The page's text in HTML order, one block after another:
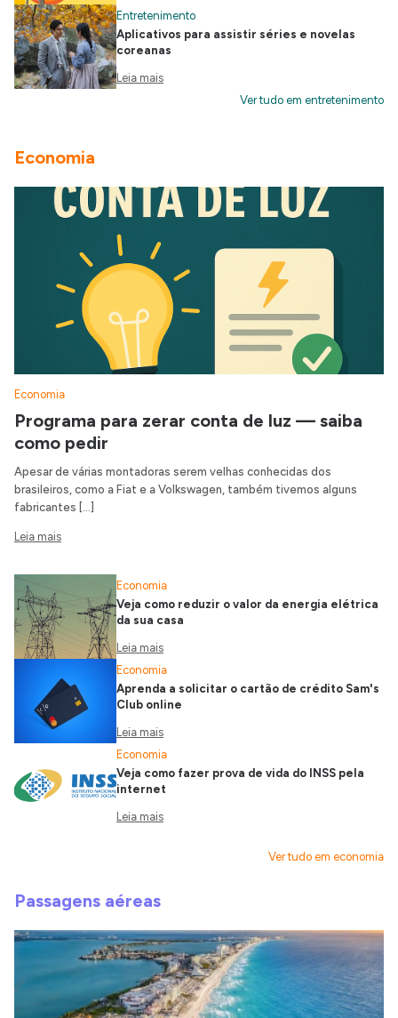
Entretenimento
Aplicativos para assistir séries e novelas
coreanas
Leia mais
Ver tudo em entretenimento
Economia
Economia
Programa para zerar conta de luz — saiba
como pedir
Apesar de várias montadoras serem velhas conhecidas dos
brasileiros, como a Fiat e a Volkswagen, também tivemos alguns
fabricantes […]
Leia mais
Economia
Veja como reduzir o valor da energia elétrica
da sua casa
Leia mais
Economia
Aprenda a solicitar o cartão de crédito Sam's
Club online
Leia mais
Economia
Veja como fazer prova de vida do INSS pela
internet
Leia mais
Ver tudo em economia
Passagens aéreas